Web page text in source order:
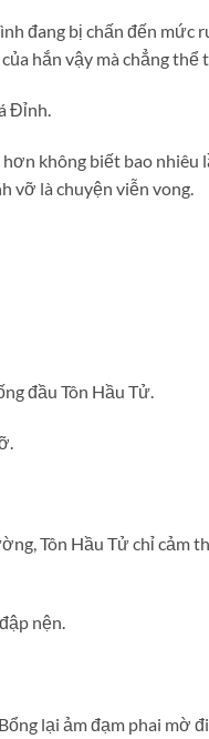
đang bị chấn đến mức
hắn vậy mà chẳng thể
Đỉnh.
không biết bao
vỡ là chuyện viễn vong.
đầu Tôn Hầu Tử.
Tôn Hầu Tử chỉ cảm
nện.
lại ảm đạm phai mờ